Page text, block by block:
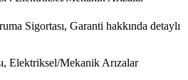
Sigortası, Garanti hakkında detaylı
Elektriksel/Mekanik Arızalar